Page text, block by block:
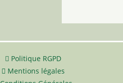
Politique RGPD
Mentions légales